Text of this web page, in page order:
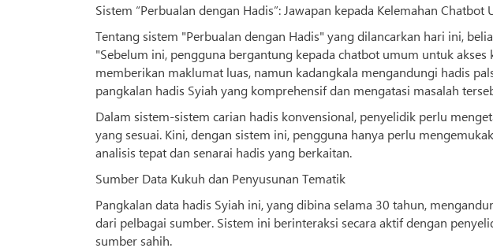
Sistem “Perbualan dengan Hadis”: Jawapan kepada Kelemahan Chatbot
Tentang sistem "Perbualan dengan Hadis" yang dilancarkan hari ini,
"Sebelum ini, pengguna bergantung kepada chatbot umum untuk akses
memberikan maklumat luas, namun kadangkala mengandungi hadis
pangkalan hadis Syiah yang komprehensif dan mengatasi masalah
Dalam sistem-sistem carian hadis konvensional, penyelidik perlu
yang sesuai. Kini, dengan sistem ini, pengguna hanya perlu
analisis tepat dan senarai hadis yang berkaitan.
Sumber Data Kukuh dan Penyusunan Tematik
Pangkalan data hadis Syiah ini, yang dibina selama 30 tahun,
dari pelbagai sumber. Sistem ini berinteraksi secara aktif dengan
sumber sahih.